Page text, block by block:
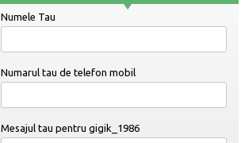
Numele Tau
Numarul tau de telefon mobil
Mesajul tau pentru gigik_1986